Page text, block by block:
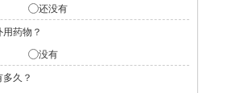
还没有
药物？
没有
久？